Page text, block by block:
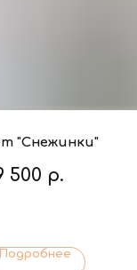
"Снежинки"
500 р.
Подробнее